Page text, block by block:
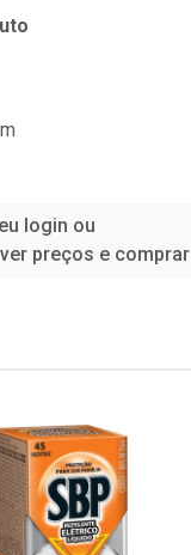
login ou
preços e comprar